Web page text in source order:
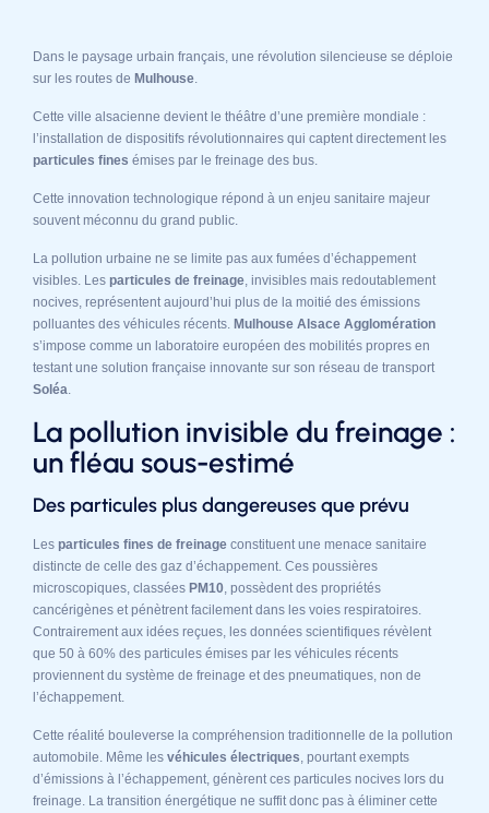
Dans le paysage urbain français, une révolution silencieuse se déploie
sur les routes de Mulhouse.
Cette ville alsacienne devient le théâtre d’une première mondiale :
l’installation de dispositifs révolutionnaires qui captent directement les
particules fines émises par le freinage des bus.
Cette innovation technologique répond à un enjeu sanitaire majeur
souvent méconnu du grand public.
La pollution urbaine ne se limite pas aux fumées d’échappement
visibles. Les particules de freinage, invisibles mais redoutablement
nocives, représentent aujourd’hui plus de la moitié des émissions
polluantes des véhicules récents. Mulhouse Alsace Agglomération
s’impose comme un laboratoire européen des mobilités propres en
testant une solution française innovante sur son réseau de transport
Soléa.
La pollution invisible du freinage :
un fléau sous-estimé
Des particules plus dangereuses que prévu
Les particules fines de freinage constituent une menace sanitaire
distincte de celle des gaz d’échappement. Ces poussières
microscopiques, classées PM10, possèdent des propriétés
cancérigènes et pénètrent facilement dans les voies respiratoires.
Contrairement aux idées reçues, les données scientifiques révèlent
que 50 à 60% des particules émises par les véhicules récents
proviennent du système de freinage et des pneumatiques, non de
l’échappement.
Cette réalité bouleverse la compréhension traditionnelle de la pollution
automobile. Même les véhicules électriques, pourtant exempts
d’émissions à l’échappement, génèrent ces particules nocives lors du
freinage. La transition énergétique ne suffit donc pas à éliminer cette